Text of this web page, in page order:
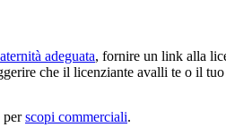
adeguata, fornire un link alla
che il licenziante avalli te o il
perscopi commerciali.